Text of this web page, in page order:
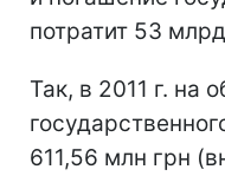
потратит 53
Так, в 2011 г. на
611,56 млн грн